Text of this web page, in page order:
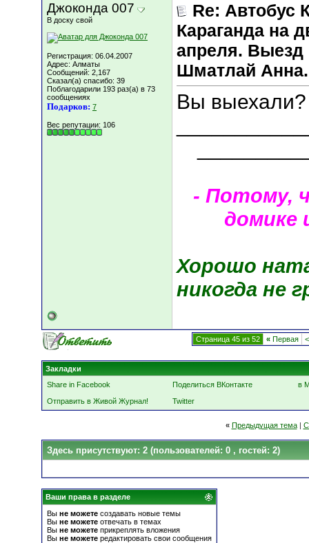
Джоконда 007
В доску свой
Регистрация: 06.04.2007
Адрес: Алматы
Сообщений: 2,167
Сказал(а) спасибо: 39
Поблагодарили 193 раз(а) в 73
сообщениях
Подарков: 7
Вес репутации: 106
Re: Автобус
Караганда на
апреля. Выезд
Шматлай Анна.
Вы выехали?
- Потому,
домике
Хорошо
никогда не
Страница 45 из 52 « Первая <
Закладки
Share in Facebook
Поделиться ВКонтакте
в
Отправить в Живой Журнал!
Twitter
« Предыдущая тема|
Здесь присутствуют: 2 (пользователей: 0 , гостей: 2)
Ваши права в разделе
Вы не можете создавать новые темы
Вы не можете отвечать в темах
Вы не можете прикреплять вложения
Вы не можете редактировать свои сообщения